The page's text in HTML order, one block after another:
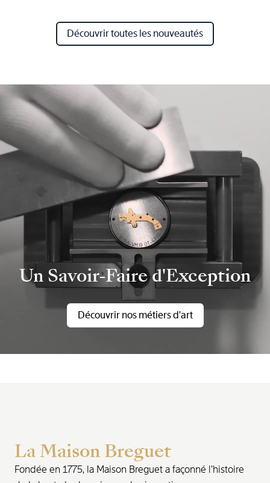
Découvrir toutes les nouveautés
Un Savoir-Faire d'Exception
Découvrir nos métiers d'art
La Maison Breguet
Fondée en 1775, la Maison Breguet a façonné l’histoire